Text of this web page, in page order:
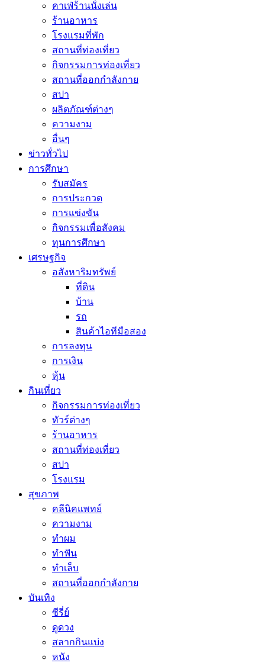
คาเฟ่ร้านนั่งเล่น
ร้านอาหาร
โรงแรมที่พัก
สถานที่ท่องเที่ยว
กิจกรรมการท่องเที่ยว
สถานที่ออกกำลังกาย
สปา
ผลิตภัณฑ์ต่างๆ
ความงาม
อื่นๆ
ข่าวทั่วไป
การศึกษา
รับสมัคร
การประกวด
การแข่งขัน
กิจกรรมเพื่อสังคม
ทุนการศึกษา
เศรษฐกิจ
อสังหาริมทรัพย์
ที่ดิน
บ้าน
รถ
สินค้าไอทีมือสอง
การลงทุน
การเงิน
หุ้น
กินเที่ยว
กิจกรรมการท่องเที่ยว
ทัวร์ต่างๆ
ร้านอาหาร
สถานที่ท่องเที่ยว
สปา
โรงแรม
สุขภาพ
คลีนิคแพทย์
ความงาม
ทำผม
ทำฟัน
ทำเล็บ
สถานที่ออกกำลังกาย
บันเทิง
ซีรี่ย์
ดูดวง
สลากกินแบ่ง
หนัง